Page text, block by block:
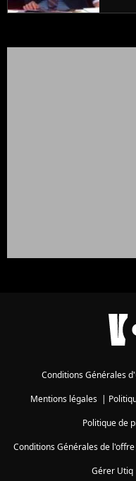
Conditions Générales
Mentions légales|
Politique de
Conditions Générales de
Gérer Utiq